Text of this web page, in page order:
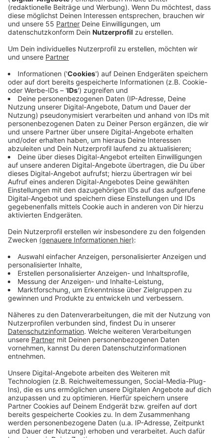
Anzeige
Die Polizei im Kreis Viersen zieht eine positive Bilanz
nach einer großangelegten Fahndungs- und
Kontrollaktion. Unterstützt von der
Bereitschaftspolizei, dem Zoll und den
Ordnungsämtern, überprüften die Beamten rund 460
Fahrzeuge und 470 Personen. Ziel der Aktion war es,
Eigentumskriminalität einzudämmen und die
Verkehrssicherheit zu erhöhen.
An Kontrollstellen auf der A52, der A61 sowie in
mehreren Städten des Kreises Viersen stellten die
Einsatzkräfte zahlreiche Verstöße fest:
fehlende Fahrerlaubnisse,
Verstöße gegen die Ladungssicherung,
fast 200 Verkehrsordnungswidrigkeiten.
Zudem standen fünf Fahrer unter Drogeneinfluss, und
ein Mann wurde aufgrund eines offenen Haftbefehls
festgenommen. Die Polizei zeigte sich mit dem
Ergebnis zufrieden und kündigte an, auch in Zukunft
weitere Kontrolltage durchzuführen.
Eine ähnliche Kontrollaktion hatteAnfang der Woche
bereits in Krefeld stattgefunden.
Anzeige
Anzeige